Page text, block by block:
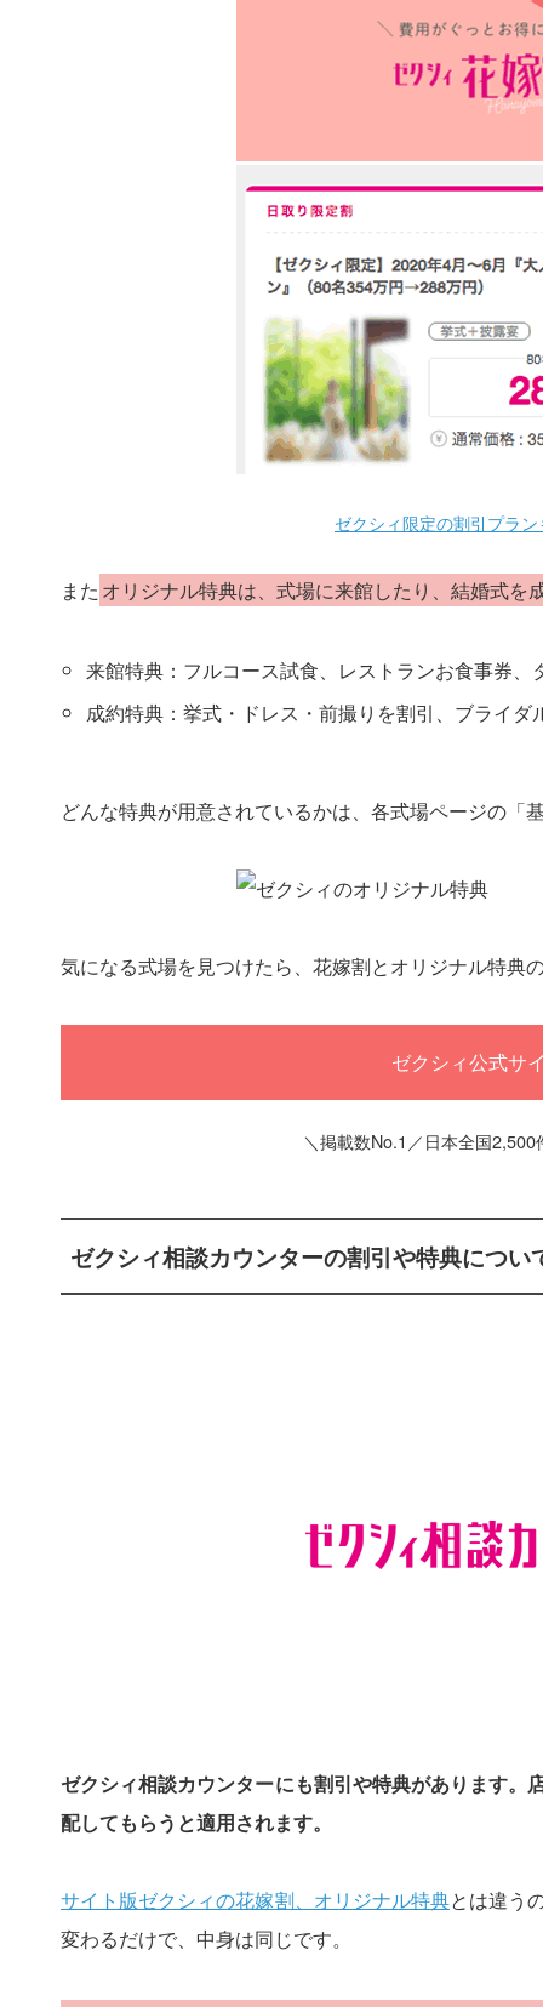
ゼクシィ限定の割引プラ
また オリジナル特典は、式場に来館したり、結婚式を
来館特典：フルコース試食、レストランお食事券、
成約特典：挙式・ドレス・前撮りを割引、ブライダ
どんな特典が用意されているかは、各式場ページの「
気になる式場を見つけたら、花嫁割とオリジナル特典
ゼクシィ公式サ
＼掲載数No.1／日本全国2,500
ゼクシィ相談カウンターの割引や特典につい
ゼクシィ相談カウンターにも割引や特典があります。
配してもらうと適用されます。
サイト版ゼクシィの花嫁割、オリジナル特典とは違う
変わるだけで、中身は同じです。